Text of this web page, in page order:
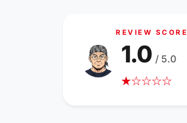
REVIEW SCORE
★☆☆☆☆
1.0 / 5.0